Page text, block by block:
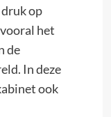
op
het
de
In deze
ook